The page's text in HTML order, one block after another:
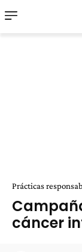
Prácticas
cáncer